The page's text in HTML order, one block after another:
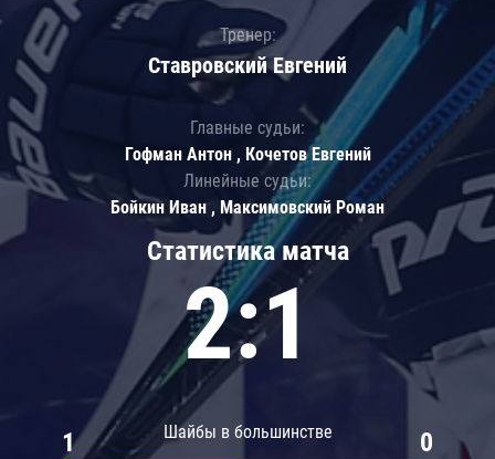
Статистика матча
2:1
Шайбы в большинстве
1 0
Тренер:
Ставровский Евгений
Главные судьи:
Гофман Антон , Кочетов Евгений
Линейные судьи:
Бойкин Иван , Максимовский Роман